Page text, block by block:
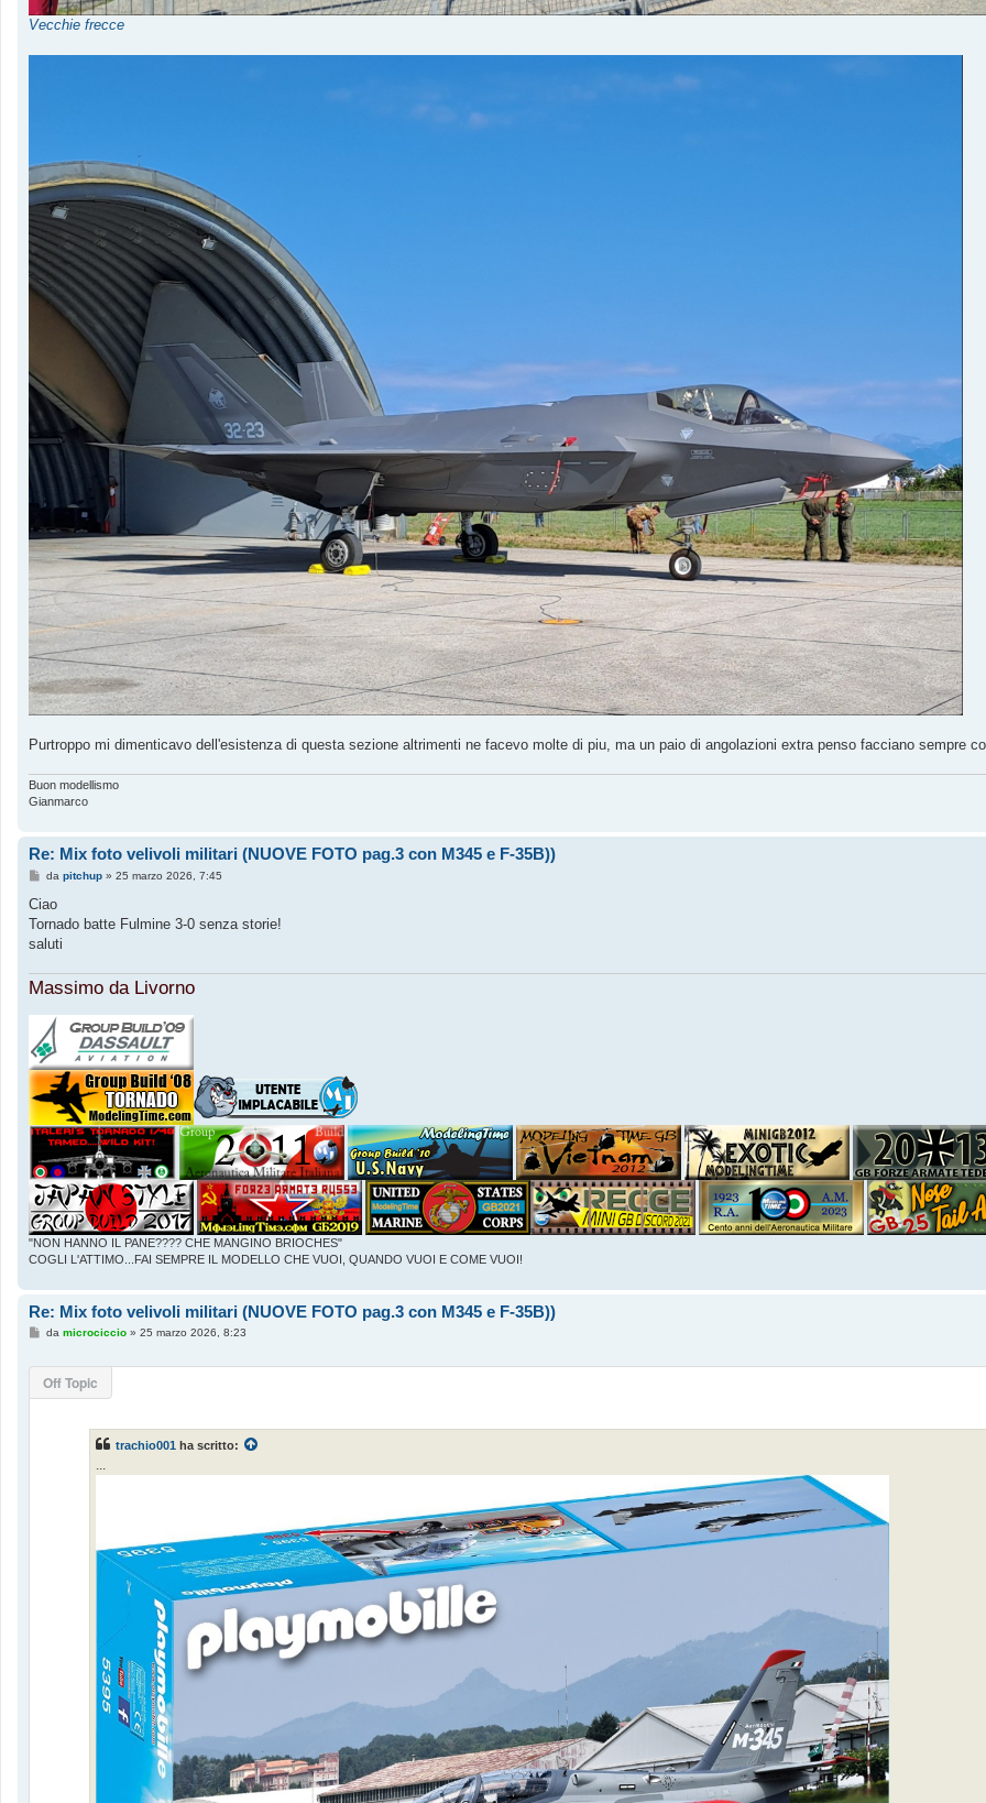
Vecchie frecce
Purtroppo mi dimenticavo dell'esistenza di questa sezione altrimenti ne facevo molte di piu, ma un paio di angolazioni extra penso facciano sempre
Buon modellismo
Gianmarco
Re: Mix foto velivoli militari (NUOVE FOTO pag.3 con M345 e F-35B))
M
s
a
g
o
da pitchup» 25 marzo 2026, 7:45
Ciao
Tornado batte Fulmine 3-0 senza storie!
saluti
Massimo da Livorno
"NON HANNO IL PANE???? CHE MANGINO BRIOCHES"
COGLI L'ATTIMO...FAI SEMPRE IL MODELLO CHE VUOI, QUANDO VUOI E COME VUOI!
Re: Mix foto velivoli militari (NUOVE FOTO pag.3 con M345 e F-35B))
M
s
a
g
da microciccio» 25 marzo 2026, 8:23
Off Topic
trachio001 ha scritto:
...